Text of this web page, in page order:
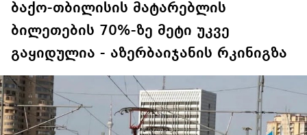
ბაქო-თბილისის მატარებლის
ბილეთების 70%-ზე მეტი უკვე
გაყიდულია - აზერბაიჯანის რკინიგზა